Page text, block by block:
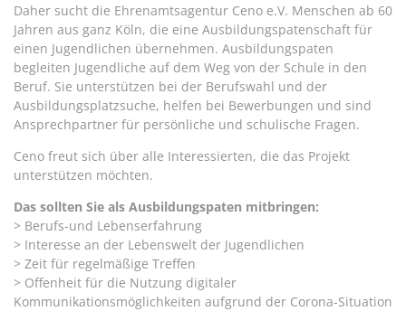
Daher sucht die Ehrenamtsagentur Ceno e.V. Menschen ab 60
Jahren aus ganz Köln, die eine Ausbildungspatenschaft für
einen Jugendlichen übernehmen. Ausbildungspaten
begleiten Jugendliche auf dem Weg von der Schule in den
Beruf. Sie unterstützen bei der Berufswahl und der
Ausbildungsplatzsuche, helfen bei Bewerbungen und sind
Ansprechpartner für persönliche und schulische Fragen.
Ceno freut sich über alle Interessierten, die das Projekt
unterstützen möchten.
Das sollten Sie als Ausbildungspaten mitbringen:
> Berufs-und Lebenserfahrung
> Interesse an der Lebenswelt der Jugendlichen
> Zeit für regelmäßige Treffen
> Offenheit für die Nutzung digitaler
Kommunikationsmöglichkeiten aufgrund der Corona-Situation